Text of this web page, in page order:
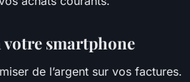
votre smartphone
de l’argent sur vos factures.